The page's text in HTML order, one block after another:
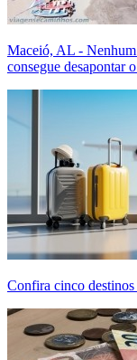
Maceió, AL -
consegue desapontar
Confira cinco